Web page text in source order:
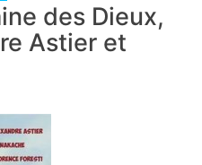
des Dieux,
Astier et